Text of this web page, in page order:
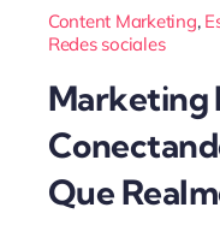
Content Marketing,
Redes sociales
Marketing
Que